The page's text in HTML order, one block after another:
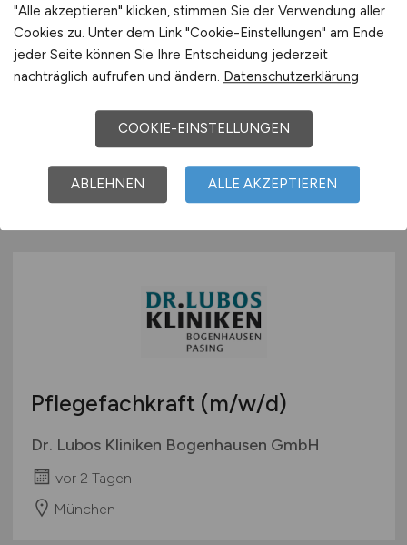
Ergotherapeutin(m/w/d)für
unsere Förderstätte
MFZ Münchner Förderzentrum GmbH
vor 2 Tagen
München
Pflegefachkraft (m/w/d)
Dr. Lubos Kliniken Bogenhausen GmbH
vor 2 Tagen
München
"Alle akzeptieren" klicken, stimmen Sie der Verwendung aller
Cookies zu. Unter dem Link "Cookie-Einstellungen" am Ende
jeder Seite können Sie Ihre Entscheidung jederzeit
nachträglich aufrufen und ändern. Datenschutzerklärung
COOKIE-EINSTELLUNGEN
ABLEHNEN ALLE AKZEPTIEREN